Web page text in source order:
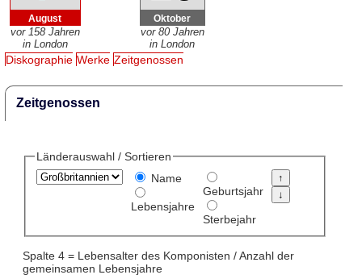
August
vor 158 Jahren
in London
Oktober
vor 80 Jahren
in London
Diskographie Werke Zeitgenossen
Zeitgenossen
Länderauswahl / Sortieren
Name
Lebensjahre
Geburtsjahr
Sterbejahr
Spalte 4 = Lebensalter des Komponisten / Anzahl der
gemeinsamen Lebensjahre